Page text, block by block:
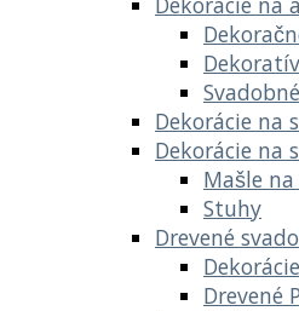
Dekorácie na
Dekorácie na
Mašle
Stuhy
Drevené
Drevené